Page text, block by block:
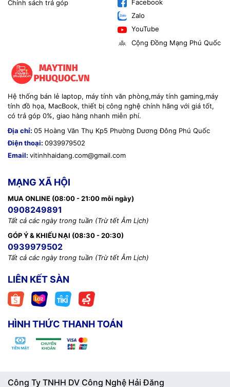
Chính sách trả góp
Facebook
Zalo
YouTube
Cộng Đồng Mạng Phú Quốc
Hệ thống bán lẻ laptop, máy tính văn phòng,máy tính gaming,máy
tính đồ họa, MacBook, thiết bị công nghệ chính hãng với giá tốt,
có trả góp 0%, giao hàng nhanh miễn phí.
Địa chỉ: 05 Hoàng Văn Thụ Kp5 Phường Dương Đông Phú Quốc
Điện thoại: 0939979502
Email: vitinhhaidang.com@gmail.com
MẠNG XÃ HỘI
MUA ONLINE (08:00 - 21:00 mỗi ngày)
0908249891
Tất cả các ngày trong tuần (Trừ tết Âm Lịch)
GÓP Ý & KHIẾU NẠI (08:30 - 20:30)
0939979502
Tất cả các ngày trong tuần (Trừ tết Âm Lịch)
LIÊN KẾT SÀN
HÌNH THỨC THANH TOÁN
Công Ty TNHH DV Công Nghệ Hải Đăng